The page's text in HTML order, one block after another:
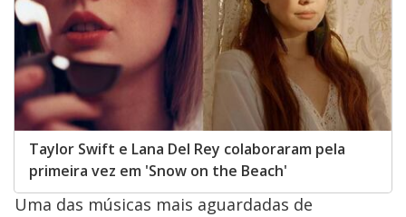
Taylor Swift e Lana Del Rey colaboraram pela
primeira vez em 'Snow on the Beach'
Uma das músicas mais aguardadas de